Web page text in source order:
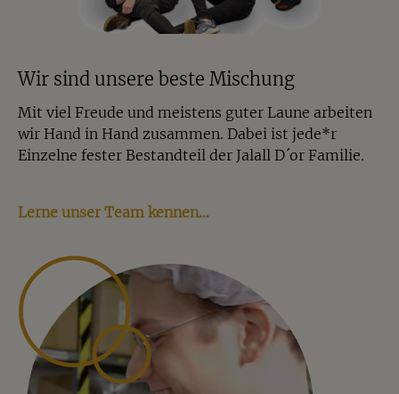
Wir sind unsere beste Mischung
Mit viel Freude und meistens guter Laune arbeiten
wir Hand in Hand zusammen. Dabei ist jede*r
Einzelne fester Bestandteil der Jalall D´or Familie.
Lerne unser Team kennen…